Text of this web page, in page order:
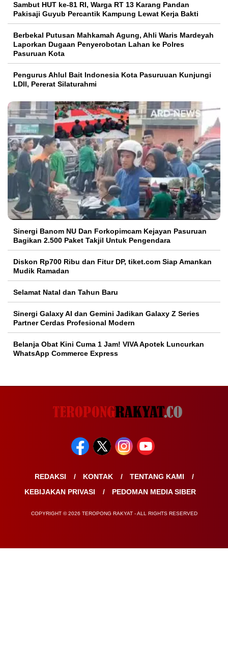
Sambut HUT ke-81 RI, Warga RT 13 Karang Pandan
Pakisaji Guyub Percantik Kampung Lewat Kerja Bakti
Berbekal Putusan Mahkamah Agung, Ahli Waris Mardeyah
Laporkan Dugaan Penyerobotan Lahan ke Polres
Pasuruan Kota
Pengurus Ahlul Bait Indonesia Kota Pasuruuan Kunjungi
LDII, Pererat Silaturahmi
Sinergi Banom NU Dan Forkopimcam Kejayan Pasuruan
Bagikan 2.500 Paket Takjil Untuk Pengendara
Diskon Rp700 Ribu dan Fitur DP, tiket.com Siap Amankan
Mudik Ramadan
Selamat Natal dan Tahun Baru
Sinergi Galaxy AI dan Gemini Jadikan Galaxy Z Series
Partner Cerdas Profesional Modern
Belanja Obat Kini Cuma 1 Jam! VIVA Apotek Luncurkan
WhatsApp Commerce Express
REDAKSI KONTAK
TENTANG KAMI
KEBIJAKAN PRIVASI
PEDOMAN MEDIA SIBER
COPYRIGHT © 2026 TEROPONG RAKYAT - ALL RIGHTS RESERVED